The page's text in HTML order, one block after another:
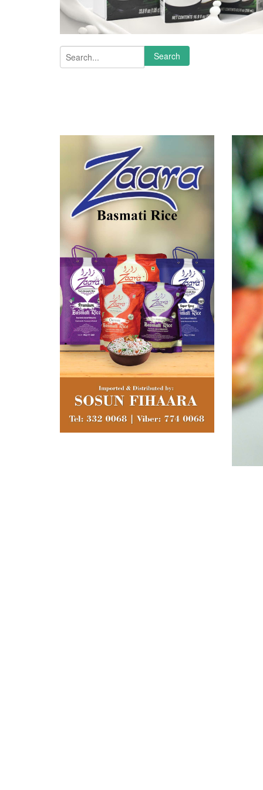
Search form
Search